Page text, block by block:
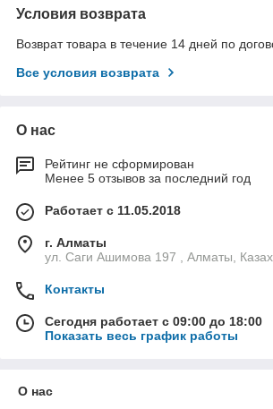
Условия возврата
Возврат товара в течение 14 дней по
Все условия возврата
О нас
Рейтинг не сформирован
Менее 5 отзывов за последний год
Работает с 11.05.2018
г. Алматы
ул. Саги Ашимова 197 , Алматы,
Контакты
Сегодня работает с 09:00 до 18:00
Показать весь график работы
О нас